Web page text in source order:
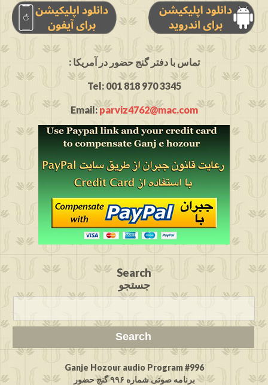
: تماس با دفتر گنج حضور در آمریکا
Tel: 001 818 970 3345
Email:parviz4762@mac.com
Search
جستجو
Ganje Hozour audio Program #996
برنامه صوتی شماره ۹۹۶ گنج حضور